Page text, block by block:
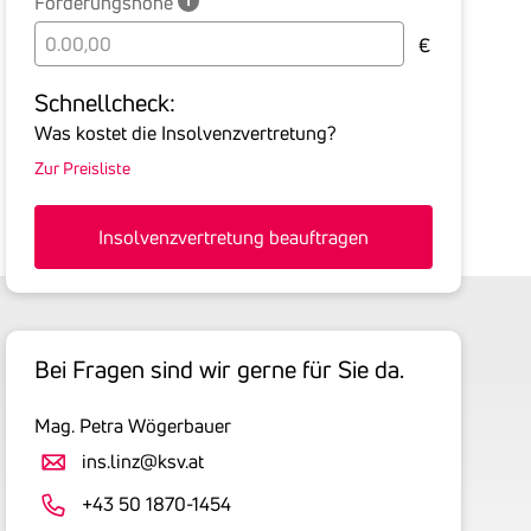
die
aller
offenen
inklusive
Umsatzsteuer
an.
tatsächlich
€
Schnell­check:
Was kostet die Insolvenzvertretung?
Zur Preisliste
Insolvenzvertretung beauftragen
Bei Fragen sind wir gerne für Sie da.
Mag. Petra Wögerbauer
ins.linz@ksv.at
+43 50 1870-1454